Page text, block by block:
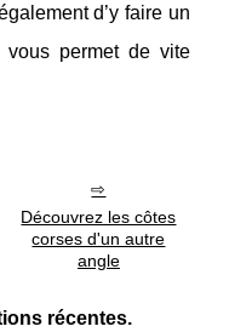
d’y faire un
permet de vite
Découvrez les côtes
corses d'un autre
angle
récentes.